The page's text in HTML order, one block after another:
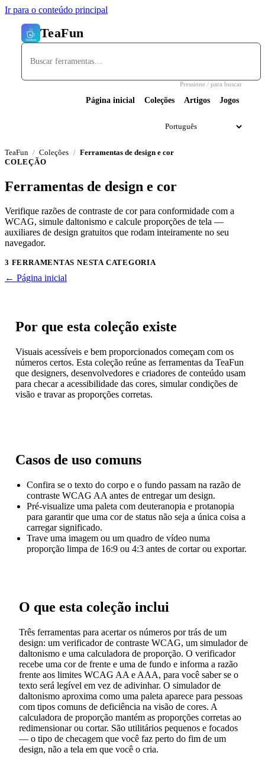
Ir para o conteúdo principal
TeaFun
Pressione / para buscar
Página inicial Coleções Artigos Jogos
TeaFun Coleções
Ferramentas de design e cor
COLEÇÃO
Ferramentas de design e cor
Verifique razões de contraste de cor para conformidade com a
WCAG, simule daltonismo e calcule proporções de tela —
auxiliares de design gratuitos que rodam inteiramente no seu
navegador.
3 FERRAMENTAS NESTA CATEGORIA
← Página inicial
Por que esta coleção existe
Visuais acessíveis e bem proporcionados começam com os
números certos. Esta coleção reúne as ferramentas da TeaFun
que designers, desenvolvedores e criadores de conteúdo usam
para checar a acessibilidade das cores, simular condições de
visão e travar as proporções corretas.
Casos de uso comuns
Confira se o texto do corpo e o fundo passam na razão de
contraste WCAG AA antes de entregar um design.
Pré-visualize uma paleta com deuteranopia e protanopia
para garantir que uma cor de status não seja a única coisa a
carregar significado.
Trave uma imagem ou um quadro de vídeo numa
proporção limpa de 16:9 ou 4:3 antes de cortar ou exportar.
O que esta coleção inclui
Três ferramentas para acertar os números por trás de um
design: um verificador de contraste WCAG, um simulador de
daltonismo e uma calculadora de proporção. O verificador
recebe uma cor de frente e uma de fundo e informa a razão
frente aos limites WCAG AA e AAA, para você saber se o
texto será legível em vez de adivinhar. O simulador de
daltonismo aproxima como uma paleta aparece para pessoas
com tipos comuns de deficiência na visão de cores. A
calculadora de proporção mantém as proporções corretas ao
redimensionar ou cortar. São utilitários pequenos e focados
— o tipo de checagem que você faz perto do fim de um
design, não a tela em que você o cria.